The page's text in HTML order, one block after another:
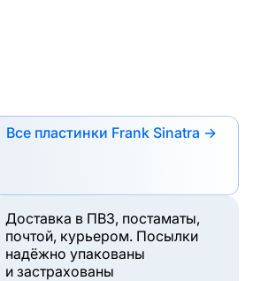
Все пластинки Frank Sinatra →
Доставка в ПВЗ, постаматы,
почтой, курьером. Посылки
надёжно упакованы
и застрахованы